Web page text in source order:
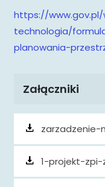
https://
technologia/
planowania-
Załączniki
zarzadzenie-
1-projekt-